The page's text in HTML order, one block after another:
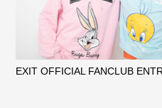
EXIT OFFICIAL FANCLUB